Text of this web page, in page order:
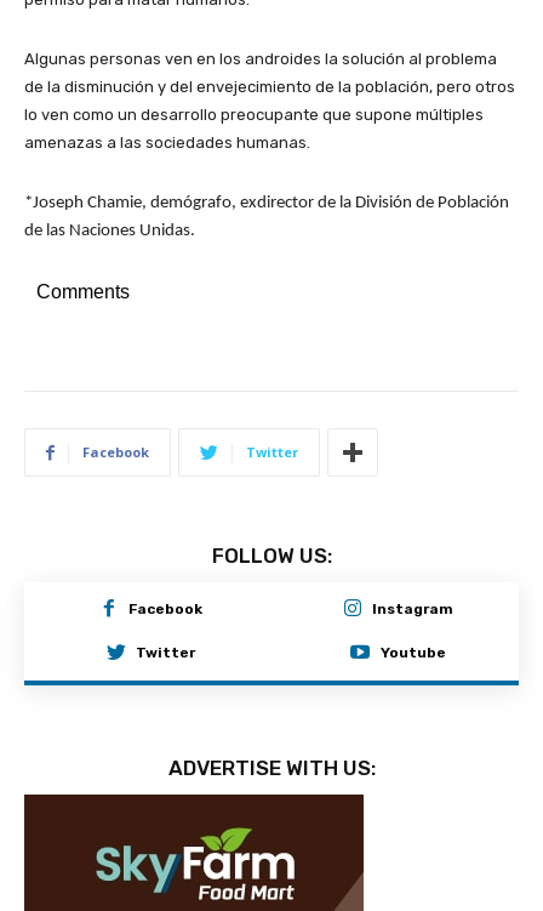
Algunas personas ven en los androides la solución al problema
de la disminución y del envejecimiento de la población, pero otros
lo ven como un desarrollo preocupante que supone múltiples
amenazas a las sociedades humanas.
*Joseph Chamie, demógrafo, exdirector de la División de Población
de las Naciones Unidas.
Comments
Facebook Twitter
FOLLOW US:
Facebook Instagram
Twitter Youtube
ADVERTISE WITH US: